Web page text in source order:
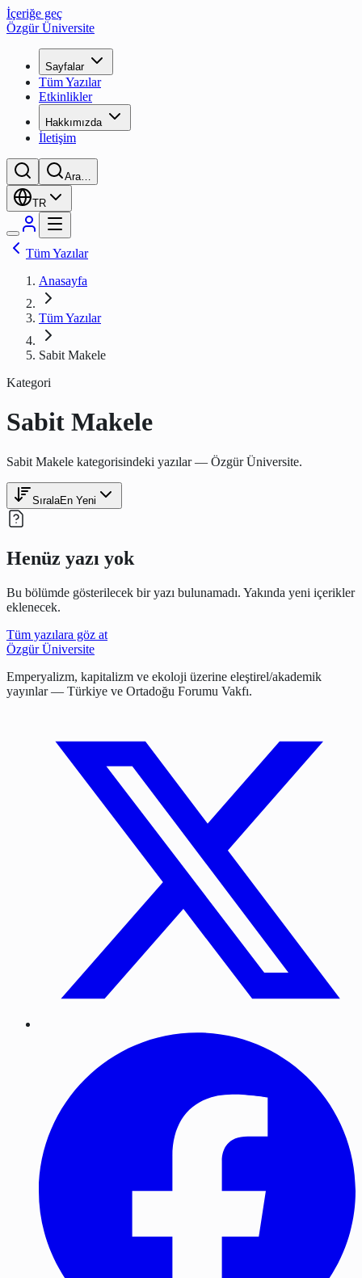
İçeriğe geç
Özgür Üniversite
Sayfalar
Tüm Yazılar
Etkinlikler
Hakkımızda
İletişim
Ara…
TR
Tüm Yazılar
Anasayfa
Tüm Yazılar
Sabit Makele
Kategori
Sabit Makele
Sabit Makele kategorisindeki yazılar — Özgür Üniversite.
SıralaEn Yeni
Henüz yazı yok
Bu bölümde gösterilecek bir yazı bulunamadı. Yakında yeni içerikler
eklenecek.
Tüm yazılara göz at
Özgür Üniversite
Emperyalizm, kapitalizm ve ekoloji üzerine eleştirel/akademik
yayınlar — Türkiye ve Ortadoğu Forumu Vakfı.